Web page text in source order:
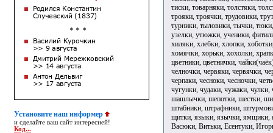
Установите наш информер
и сделайте ваш сайт интересней!
Код...
тиски, товарняки, толстяки,
трояки, троячки, трудовики,
турники, тыловики, тычки,
узелки, утюжки, ученики,
хиляки, хлебки, хлопки,
хомячки, хорьки, хохолки,
цветники, цветнички,
челночки, червяки, червячки,
черпаки, чесноки, чесночки,
чугунки, чудаки, чужаки,
шашлычки, шепотки, шестки,
штабники, штрафники,
щитки, языки, язычки, ямщики,
Васюки, Витьки, Есентуки,